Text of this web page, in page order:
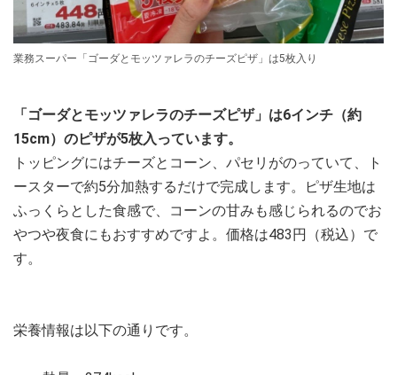
業務スーパー「ゴーダとモッツァレラのチーズピザ」は5枚入り
「ゴーダとモッツァレラのチーズピザ」は6インチ（約
15cm）のピザが5枚入っています。
トッピングにはチーズとコーン、パセリがのっていて、ト
ースターで約5分加熱するだけで完成します。ピザ生地は
ふっくらとした食感で、コーンの甘みも感じられるのでお
やつや夜食にもおすすめですよ。価格は483円（税込）で
す。
栄養情報は以下の通りです。